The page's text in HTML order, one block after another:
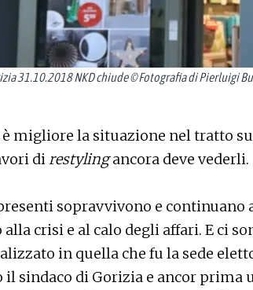
31.10.2018 NKD chiude © Fotografia di Pierluigi
è migliore la situazione nel tratto
direstylingancora deve vederli.
sopravvivono e continuano
crisi e al calo degli affari. E ci
in quella che fu la sede
il sindaco di Gorizia e ancor prima